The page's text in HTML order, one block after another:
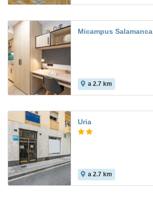
Micampus Salamanca
a 2.7 km
Uria
a 2.7 km